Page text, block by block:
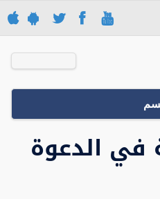
في الدعوة